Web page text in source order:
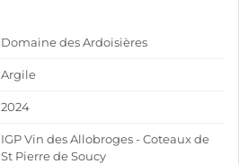
Domaine des Ardoisières
Argile
2024
IGP Vin des Allobroges - Coteaux de
St Pierre de Soucy